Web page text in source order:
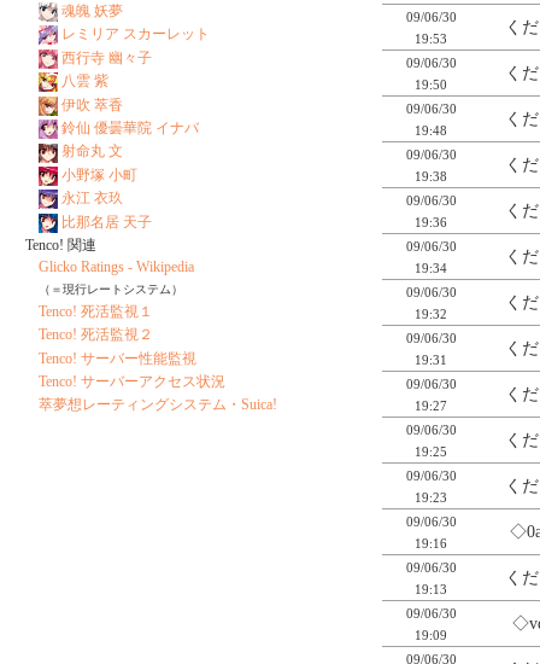
09/06/30
19:53
く
09/06/30
19:50
く
09/06/30
19:48
く
09/06/30
19:38
く
09/06/30
19:36
く
09/06/30
19:34
く
09/06/30
19:32
く
09/06/30
19:31
く
09/06/30
19:27
く
09/06/30
19:25
く
09/06/30
19:23
く
09/06/30
19:16
09/06/30
19:13
く
09/06/30
19:09
09/06/30
魂魄 妖夢
レミリア スカーレット
西行寺 幽々子
八雲 紫
伊吹 萃香
鈴仙 優曇華院 イナバ
射命丸 文
小野塚 小町
永江 衣玖
比那名居 天子
Tenco! 関連
Glicko Ratings - Wikipedia
（＝現行レートシステム）
Tenco! 死活監視１
Tenco! 死活監視２
Tenco! サーバー性能監視
Tenco! サーバーアクセス状況
萃夢想レーティングシステム・Suica!